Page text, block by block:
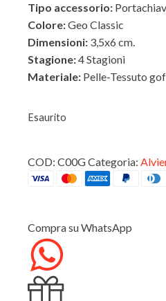
Tipo accessorio:
Colore:Geo Classic
Dimensioni: 3,5x6 cm.
Stagione:4 Stagioni
Materiale: Pelle-Tessuto
ESTERNO
INTERNO
Esaurito
COD: C00GCategoria:
Compra su WhatsApp